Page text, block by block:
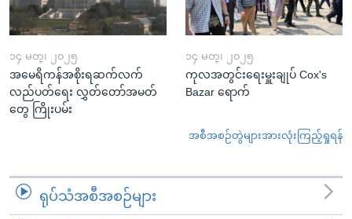
၁၄ မတ္၊ ၂၀၂၅
အမေရိကန်အစိုးရဆက်လက်
လည်ပတ်ရေး လွှတ်တော်အမတ်
တွေ ကြိုးပမ်း
၁၄ မတ္၊ ၂၀၂၅
ကုလအတွင်းရေးမှူးချုပ် Cox's
Bazar ရောက်
အစီအစဉ်တွဲများအားလုံးကြည့်ရှုရန်
ရုပ်သံအစီအစဉ်များ